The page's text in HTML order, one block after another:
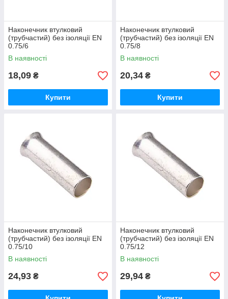
Наконечник втулковий
(трубчастий) без ізоляції EN
0.75/6
В наявності
18,09 ₴
Купити
Наконечник втулковий
(трубчастий) без ізоляції EN
0.75/8
В наявності
20,34 ₴
Купити
Наконечник втулковий
(трубчастий) без ізоляції EN
0.75/10
В наявності
24,93 ₴
Наконечник втулковий
(трубчастий) без ізоляції EN
0.75/12
В наявності
29,94 ₴